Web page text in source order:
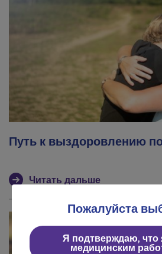
Путь к выздоровлению
Читать дальше
Пожалуйста
Я подтверждаю, что
медицинским